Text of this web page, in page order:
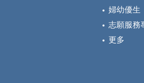
婦幼優生
志願服務
更多